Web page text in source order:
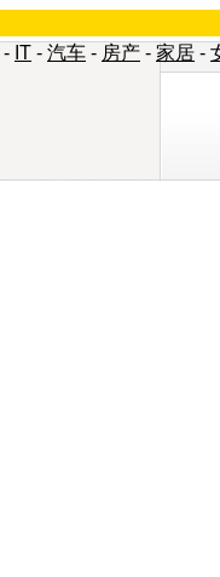
- IT - 汽车 - 房产 - 家居 -